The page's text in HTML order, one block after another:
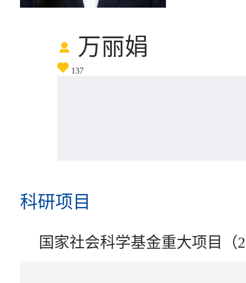
万丽娟
137
科研项目
国家社会科学基金重大项目（